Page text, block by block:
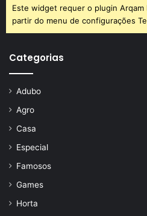
Este widget requer o plugin
partir do menu de configurações
Categorias
Adubo
Agro
Casa
Especial
Famosos
Games
Horta